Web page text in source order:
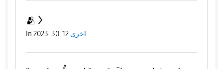
🫂
in اخرى 12-30-2023